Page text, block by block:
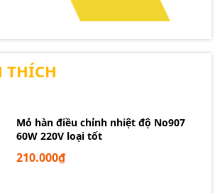
THÍCH
Mỏ hàn điều chỉnh nhiệt độ No907
60W 220V loại tốt
210.000₫